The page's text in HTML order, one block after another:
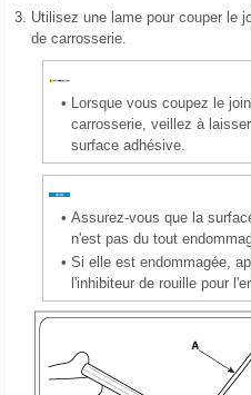
3. Utilisez une lame pour couper le
de carrosserie.
• Lorsque vous coupez le
carrosserie, veillez à
surface adhésive.
• Assurez-vous que la
n'est pas du tout
• Si elle est endommagée,
l'inhibiteur de rouille pour